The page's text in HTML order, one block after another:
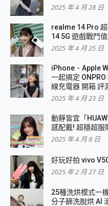
2025 年 4 月 28 日
realme 14 Pro
14 5G 遊戲戰鬥
2025 年 4 月 25 日
iPhone、Apple
一起搞定
線充電器 開箱 評
2025 年 4 月 23 日
動靜皆宜「
感配戴! 超穩超服
2025 年 4 月 8 日
好玩好拍 vivo
2025 年 2 月 27 日
25種洗烘模式一
分子篩洗脫烘 AI